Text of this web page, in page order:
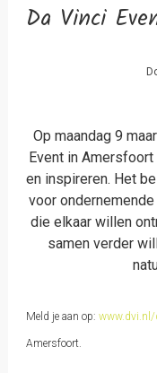
Da Vinci
Op maandag 9
Event in
en inspireren. Het
voor
die elkaar willen
samen verder
Meld je aan op: www.dvi.nl/
Amersfoort.